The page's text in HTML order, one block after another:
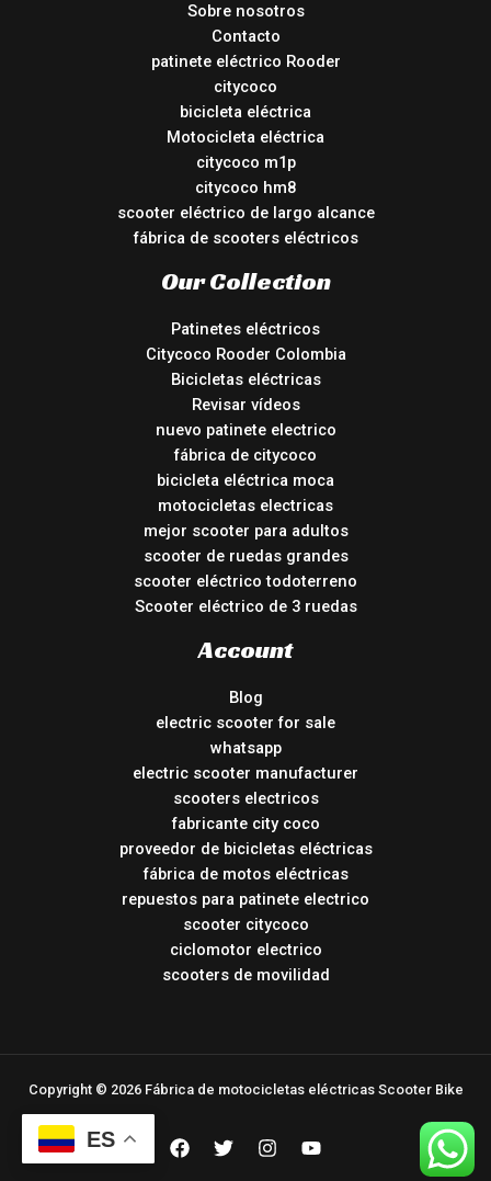
Sobre nosotros
Contacto
patinete eléctrico Rooder
citycoco
bicicleta eléctrica
Motocicleta eléctrica
citycoco m1p
citycoco hm8
scooter eléctrico de largo alcance
fábrica de scooters eléctricos
Our Collection
Patinetes eléctricos
Citycoco Rooder Colombia
Bicicletas eléctricas
Revisar vídeos
nuevo patinete electrico
fábrica de citycoco
bicicleta eléctrica moca
motocicletas electricas
mejor scooter para adultos
scooter de ruedas grandes
scooter eléctrico todoterreno
Scooter eléctrico de 3 ruedas
Account
Blog
electric scooter for sale
whatsapp
electric scooter manufacturer
scooters electricos
fabricante city coco
proveedor de bicicletas eléctricas
fábrica de motos eléctricas
repuestos para patinete electrico
scooter citycoco
ciclomotor electrico
scooters de movilidad
Copyright © 2026 Fábrica de motocicletas eléctricas Scooter Bike
ES